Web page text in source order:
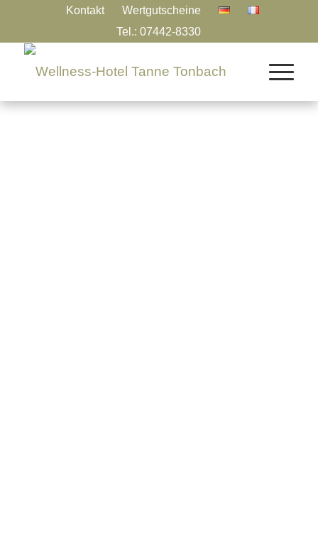
Kontakt
Wertgutscheine
Tel.: 07442-8330